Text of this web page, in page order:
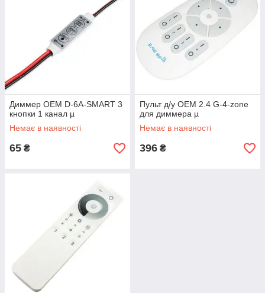
Диммер OEM D-6A-SMART 3
кнопки 1 канал µ
Немає в наявності
65 ₴
Пульт д/у OEM 2.4 G-4-zone
для диммера µ
Немає в наявності
396 ₴